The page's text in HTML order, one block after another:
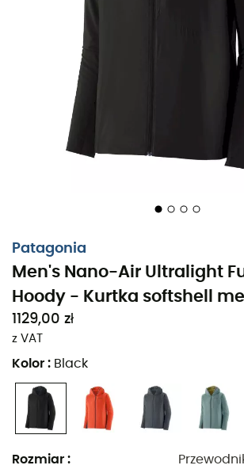
Patagonia
Men's Nano-Air Ultralight
Hoody - Kurtka softshell
1129,00 zł
z VAT
Kolor : Black
Rozmiar :
podczas intensywnego wysiłku,
zatrzymując ciepło ciała. Dzięki temu
wyjątkową swobodą ruchu bez ryzyka
Na koniec, jeśli chodzi o praktyczność,
Nano-Air Ultralight Full-Zip Hoody nie
półśrodków. Jej
schować ją do plecaka, a
sprytne
wygodny dostęp do niezbędnych
Tkanina elastyczna, oddychająca
warunki atmosferyczne
Trwała powłoka hydrofobowa
celowego dodawania PFAS,
lekkimi opadami
Lekka, elastyczna i oddychająca
optymalne ciepło na kapturze,
części ramion, klatce piersiowej i
bez izolacji na wewnętrznej
odprowadzania ciepła i